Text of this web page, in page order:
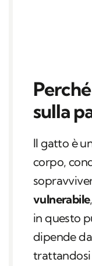
sulla
Il gatto è
corpo,
vulnerabile
in questo
dipende
trattandosi